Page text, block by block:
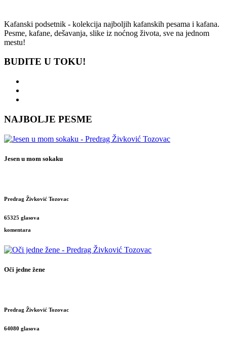
Kafanski podsetnik - kolekcija najboljih kafanskih pesama i kafana.
Pesme, kafane, dešavanja, slike iz noćnog života, sve na jednom
mestu!
BUDITE U TOKU!
NAJBOLJE PESME
Jesen u mom sokaku
Predrag Živković Tozovac
65325 glasova
komentara
Oči jedne žene
Predrag Živković Tozovac
64080 glasova